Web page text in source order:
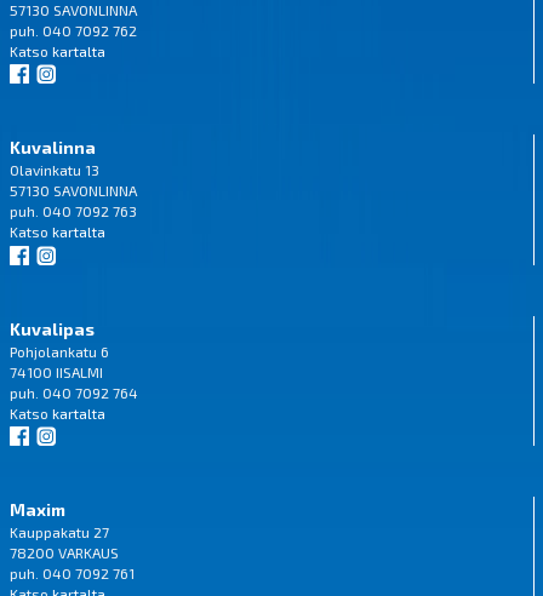
57130 SAVONLINNA
puh. 040 7092 762
Katso kartalta
Kuvalinna
Olavinkatu 13
57130 SAVONLINNA
puh. 040 7092 763
Katso kartalta
Kuvalipas
Pohjolankatu 6
74100 IISALMI
puh. 040 7092 764
Katso kartalta
Maxim
Kauppakatu 27
78200 VARKAUS
puh. 040 7092 761